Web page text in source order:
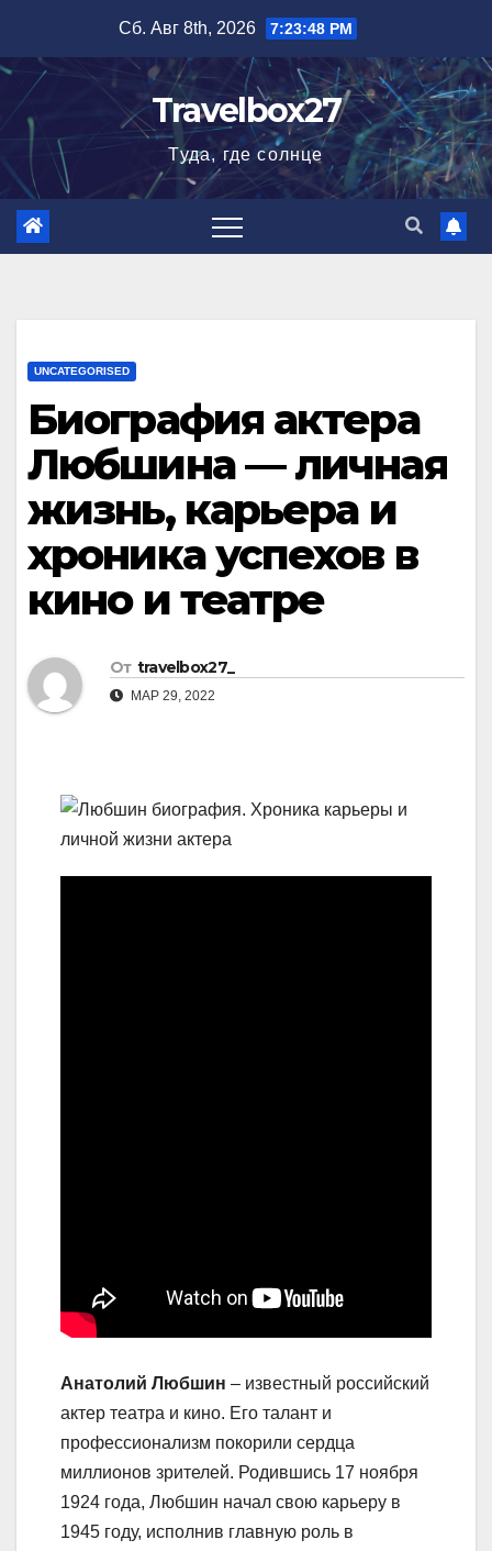
содержимому
Сб. Авг 8th, 2026 7:23:49 PM
Travelbox27
Туда, где солнце
UNCATEGORISED
Биография актера
Любшина — личная
жизнь, карьера и
хроника успехов в
кино и театре
От travelbox27_
МАР 29, 2022
Анатолий Любшин – известный российский
актер театра и кино. Его талант и
профессионализм покорили сердца
миллионов зрителей. Родившись 17 ноября
1924 года, Любшин начал свою карьеру в
1945 году, исполнив главную роль в